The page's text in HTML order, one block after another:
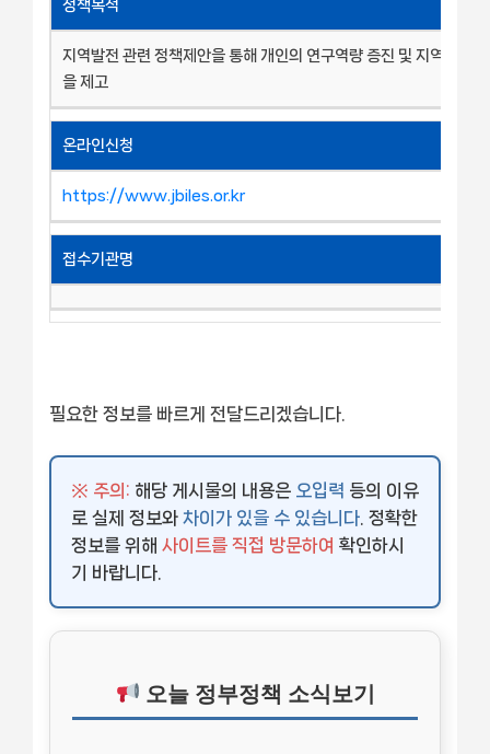
정책목적
지역발전 관련 정책제안을 통해 개인의 연구역량 증진 및 지역에 대
을 제고
온라인신청
https://www.jbiles.or.kr
접수기관명
필요한 정보를 빠르게 전달드리겠습니다.
※ 주의: 해당 게시물의 내용은 오입력 등의 이유
로 실제 정보와 차이가 있을 수 있습니다 . 정확한
정보를 위해 사이트를 직접 방문하여 확인하시
기 바랍니다.
오늘 정부정책 소식보기